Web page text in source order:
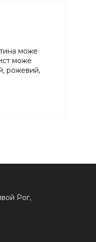
може
може
рожевий,
Рог,